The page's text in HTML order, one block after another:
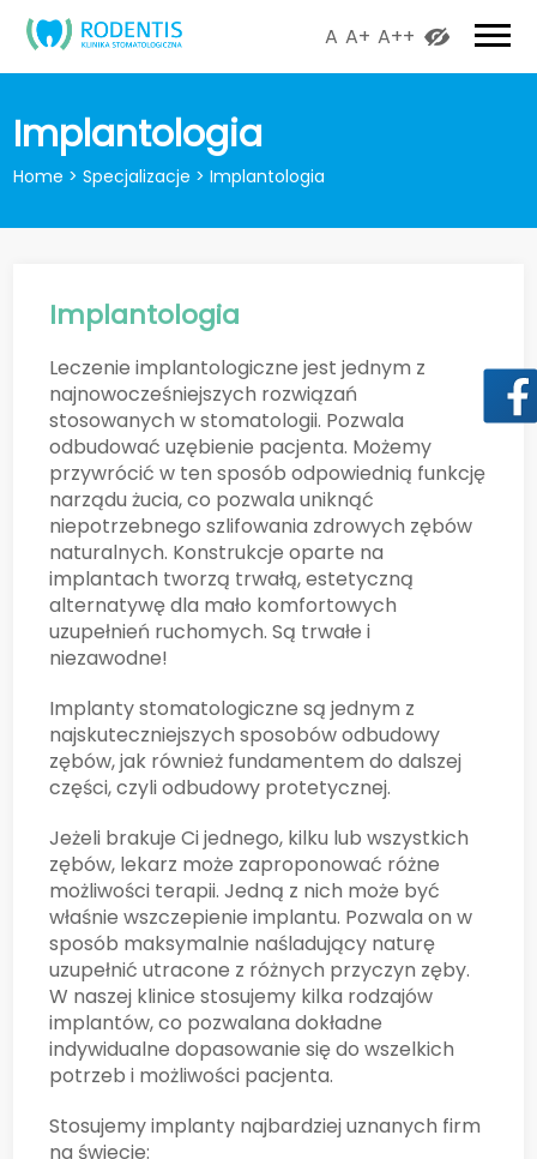
A A+ A++
Implantologia
Home >Specjalizacje >Implantologia
Implantologia
Leczenie implantologiczne jest jednym z
najnowocześniejszych rozwiązań
stosowanych w stomatologii. Pozwala
odbudować uzębienie pacjenta. Możemy
przywrócić w ten sposób odpowiednią funkcję
narządu żucia, co pozwala uniknąć
niepotrzebnego szlifowania zdrowych zębów
naturalnych. Konstrukcje oparte na
implantach tworzą trwałą, estetyczną
alternatywę dla mało komfortowych
uzupełnień ruchomych. Są trwałe i
niezawodne!
Implanty stomatologiczne są jednym z
najskuteczniejszych sposobów odbudowy
zębów, jak również fundamentem do dalszej
części, czyli odbudowy protetycznej.
Jeżeli brakuje Ci jednego, kilku lub wszystkich
zębów, lekarz może zaproponować różne
możliwości terapii. Jedną z nich może być
właśnie wszczepienie implantu. Pozwala on w
sposób maksymalnie naśladujący naturę
uzupełnić utracone z różnych przyczyn zęby.
W naszej klinice stosujemy kilka rodzajów
implantów, co pozwalana dokładne
indywidualne dopasowanie się do wszelkich
potrzeb i możliwości pacjenta.
Stosujemy implanty najbardziej uznanych firm
na świecie: